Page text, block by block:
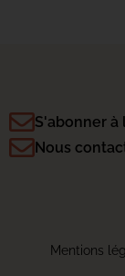
S'abonner
Nous
Mentions